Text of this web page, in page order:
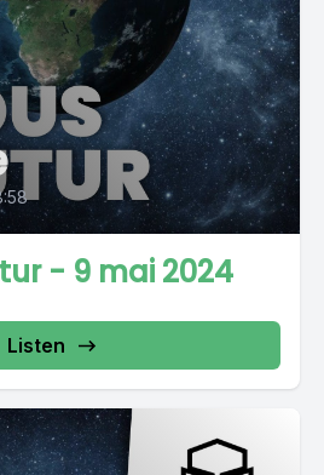
- 9 mai 2024
Listen